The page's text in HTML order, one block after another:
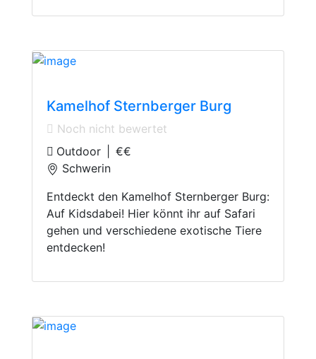
Kamelhof Sternberger Burg
Noch nicht bewertet
Outdoor
€€
Schwerin
Entdeckt den Kamelhof Sternberger Burg:
Auf Kidsdabei! Hier könnt ihr auf Safari
gehen und verschiedene exotische Tiere
entdecken!